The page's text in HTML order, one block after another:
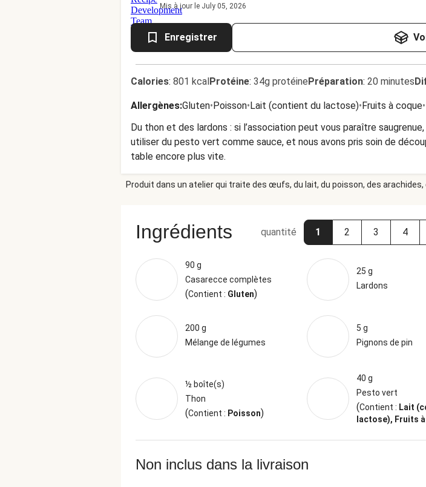
Mis à jour le July 05, 2026
Enregistrer
Calories: 801 kcalProtéine: 34g protéinePréparation: 20 minutes
Allergènes:Gluten•Poisson•Lait (contient du lactose)•Fruits à coque•
Du thon et des lardons : si l’association peut vous paraître
utiliser du pesto vert comme sauce, et nous avons pris soin de
table encore plus vite.
Produit dans un atelier qui traite des œufs, du lait, du poisson, des
Ingrédients quantité 1 2 3 4
90 g
Casarecce complètes
(Contient : Gluten)
25 g
Lardons
200 g
Mélange de légumes
5 g
Pignons de pin
½ boîte(s)
Thon
(Contient : Poisson)
40 g
Pesto vert
(Contient : Lait
lactose), Fruits
Non inclus dans la livraison